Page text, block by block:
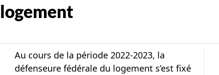
logement
Au cours de la période 2022-2023, la
défenseure fédérale du logement s’est fixé